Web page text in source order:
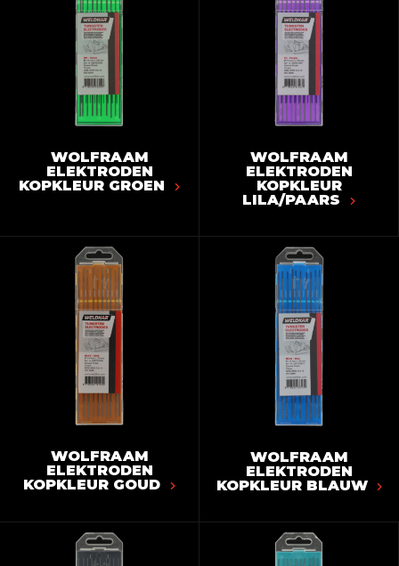
WOLFRAAM
ELEKTRODEN
KOPKLEUR GROEN
WOLFRAAM
ELEKTRODEN
KOPKLEUR
LILA/PAARS
WOLFRAAM
ELEKTRODEN
KOPKLEUR GOUD
WOLFRAAM
ELEKTRODEN
KOPKLEUR BLAUW